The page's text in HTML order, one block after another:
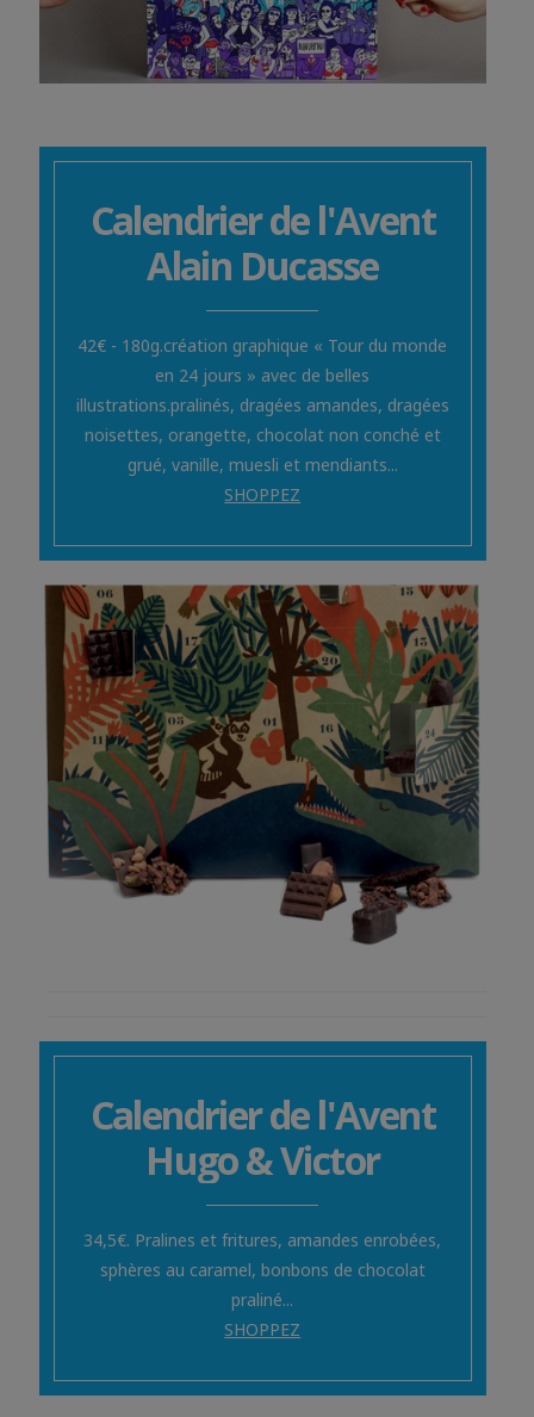
Calendrier de l'Avent
Alain Ducasse
42€ - 180g.création graphique « Tour du monde
en 24 jours » avec de belles
illustrations.pralinés, dragées amandes, dragées
noisettes, orangette, chocolat non conché et
grué, vanille, muesli et mendiants...
SHOPPEZ
Calendrier de l'Avent
Hugo & Victor
34,5€. Pralines et fritures, amandes enrobées,
sphères au caramel, bonbons de chocolat
praliné...
SHOPPEZ